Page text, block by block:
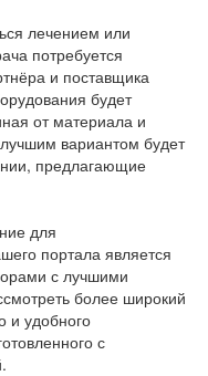
лечением или
потребуется
и поставщика
будет
от материала и
вариантом будет
предлагающие
для
портала является
с лучшими
более широкий
и удобного
с